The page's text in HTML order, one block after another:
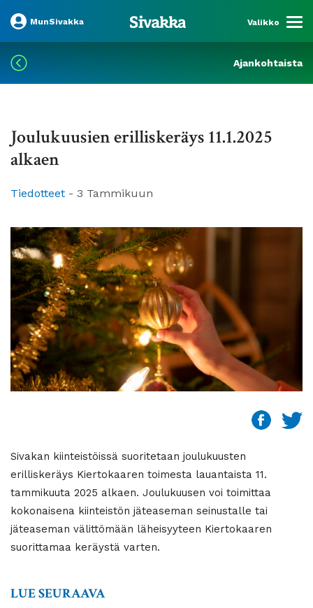
MunSivakka Valikko
Ajankohtaista
Joulukuusien erilliskeräys 11.1.2025
alkaen
Tiedotteet - 3 Tammikuun
Sivakan kiinteistöissä suoritetaan joulukuusten
erilliskeräys Kiertokaaren toimesta lauantaista 11.
tammikuuta 2025 alkaen. Joulukuusen voi toimittaa
kokonaisena kiinteistön jäteaseman seinustalle tai
jäteaseman välittömään läheisyyteen Kiertokaaren
suorittamaa keräystä varten.
LUE SEURAAVA